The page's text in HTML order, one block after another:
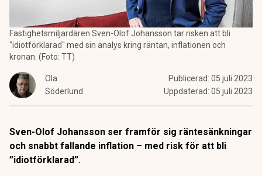
Fastighetsmiljardären Sven-Olof Johansson tar risken att bli
"idiotförklarad" med sin analys kring räntan, inflationen och
kronan. (Foto: TT)
Ola
Söderlund
Publicerad: 05 juli 2023
Uppdaterad: 05 juli 2023
Sven-Olof Johansson ser framför sig räntesänkningar
och snabbt fallande inflation – med risk för att bli
”idiotförklarad”.